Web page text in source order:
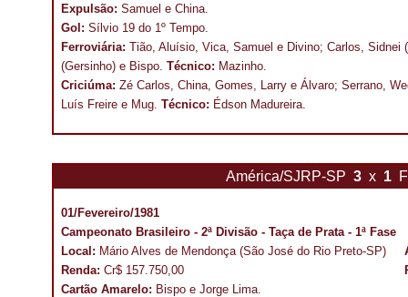
Expulsão: Samuel e China.
Gol: Sílvio 19 do 1º Tempo.
Ferroviária: Tião, Aluísio, Vica, Samuel e Divino; Carlos, Sidnei
(Gersinho) e Bispo. Técnico: Mazinho.
Criciúma: Zé Carlos, China, Gomes, Larry e Álvaro; Serrano,
Luís Freire e Mug. Técnico: Édson Madureira.
América/SJRP-SP 3 x 1
01/Fevereiro/1981
Campeonato Brasileiro - 2ª Divisão - Taça de Prata - 1ª Fase
Local: Mário Alves de Mendonça (São José do Rio Preto-SP)
Renda: Cr$ 157.750,00
Cartão Amarelo: Bispo e Jorge Lima.